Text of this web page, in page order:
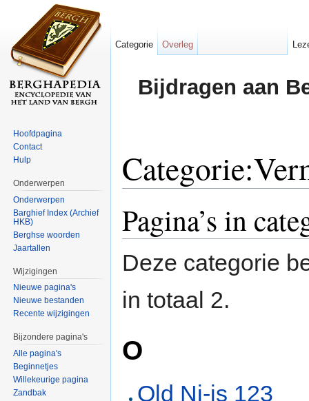
Bijdragen aan
Pagina’s in
Deze categorie
in totaal 2.
O
Old Ni-js 123
Categorie Overleg
Hoofdpagina
Contact
Hulp
Onderwerpen
Onderwerpen
Barghief Index (Archief
HKB)
Berghse woorden
Jaartallen
Wijzigingen
Nieuwe pagina's
Nieuwe bestanden
Recente wijzigingen
Bijzondere pagina's
Alle pagina's
Beginnetjes
Willekeurige pagina
Zandbak